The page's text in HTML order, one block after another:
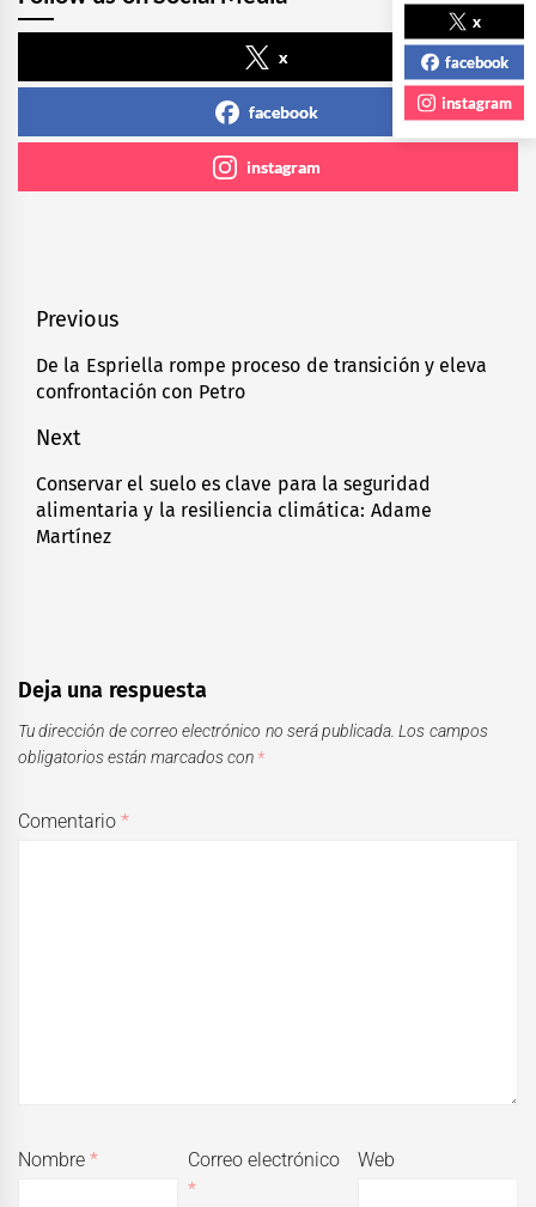
x
facebook
instagram
Navegación
de
entradas
Previous
Previous
post:
De la Espriella rompe proceso de transición y eleva
confrontación con Petro
Next
Next
post:
Conservar el suelo es clave para la seguridad
alimentaria y la resiliencia climática: Adame
Martínez
Deja una respuesta
Tu dirección de correo electrónico no será publicada. Los campos
obligatorios están marcados con *
Comentario*
Nombre*
Correo electrónico
*
Web
x
facebook
instagram